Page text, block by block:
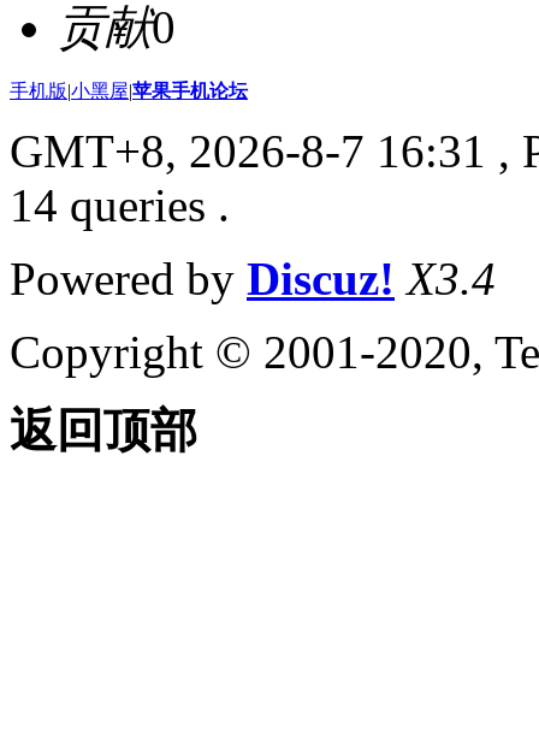
贡献0
手机版|小黑屋|苹果手机论坛
GMT+8, 2026-8-7 16:31 ,
14 queries .
Powered by Discuz! X3.4
Copyright © 2001-2020,
返回顶部